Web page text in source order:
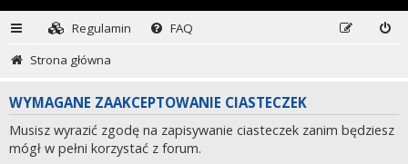
Regulamin
FAQ
Strona główna
WYMAGANE ZAAKCEPTOWANIE CIASTECZEK
Musisz wyrazić zgodę na zapisywanie ciasteczek zanim będziesz
mógł w pełni korzystać z forum.